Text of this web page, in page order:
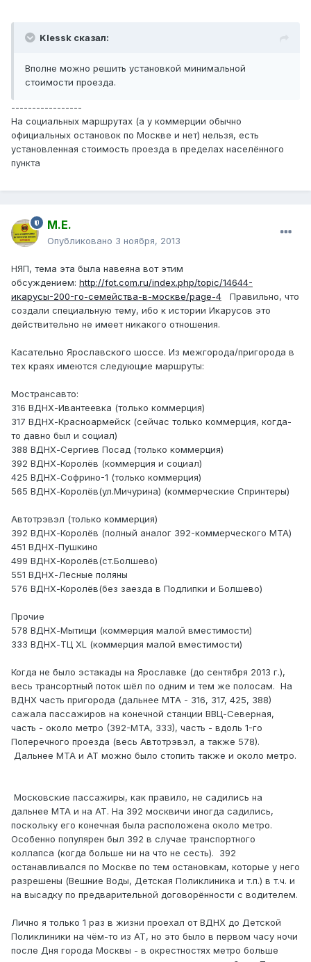
Klessk сказал:
Вполне можно решить установкой минимальной
стоимости проезда.
-----------------
На социальных маршрутах (а у коммерции обычно
официальных остановок по Москве и нет) нельзя, есть
установленная стоимость проезда в пределах населённого
пункта
М.Е.
Опубликовано 3 ноября, 2013
НЯП, тема эта была навеяна вот этим
обсуждением: http://fot.com.ru/index.php/topic/14644-
икарусы-200-го-семейства-в-москве/page-4 Правильно, что
создали специальную тему, ибо к истории Икарусов это
действительно не имеет никакого отношения.
Касательно Ярославского шоссе. Из межгорода/пригорода в
тех краях имеются следующие маршруты:
Мострансавто:
316 ВДНХ-Ивантеевка (только коммерция)
317 ВДНХ-Красноармейск (сейчас только коммерция, когда-
то давно был и социал)
388 ВДНХ-Сергиев Посад (только коммерция)
392 ВДНХ-Королёв (коммерция и социал)
425 ВДНХ-Софрино-1 (только коммерция)
565 ВДНХ-Королёв(ул.Мичурина) (коммерческие Спринтеры)
Автотрэвэл (только коммерция)
392 ВДНХ-Королёв (полный аналог 392-коммерческого МТА)
451 ВДНХ-Пушкино
499 ВДНХ-Королёв(ст.Болшево)
551 ВДНХ-Лесные поляны
576 ВДНХ-Королёв(без заезда в Подлипки и Болшево)
Прочие
578 ВДНХ-Мытищи (коммерция малой вместимости)
333 ВДНХ-ТЦ XL (коммерция малой вместимости)
Когда не было эстакады на Ярославке (до сентября 2013 г.),
весь трансортный поток шёл по одним и тем же полосам. На
ВДНХ часть пригорода (дальнее МТА - 316, 317, 425, 388)
сажала пассажиров на конечной станции ВВЦ-Северная,
часть - около метро (392-МТА, 333), часть - вдоль 1-го
Поперечного проезда (весь Автотрэвэл, а также 578).
Дальнее МТА и АТ можно было стопить также и около метро.
Московские пассажиры, как правило, не садились на
дальнее МТА и на АТ. На 392 москвичи иногда садились,
поскольку его конечная была расположена около метро.
Особенно популярен был 392 в случае транспортного
коллапса (когда больше ни на что не сесть). 392
останавливался по Москве по тем остановкам, которые у него
разрешены (Вешние Воды, Детская Поликлиника и т.п.) в т.ч. и
на высадку по предварительной договорённости с водителем.
Лично я только 1 раз в жизни проехал от ВДНХ до Детской
Поликлиники на чём-то из АТ, но это было в первом часу ночи
после Дня города Москвы - в окрестностях метро больше